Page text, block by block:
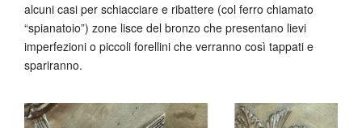
alcuni casi per schiacciare e ribattere (col ferro chiamato
“spianatoio”) zone lisce del bronzo che presentano lievi
imperfezioni o piccoli forellini che verranno così tappati e
spariranno.